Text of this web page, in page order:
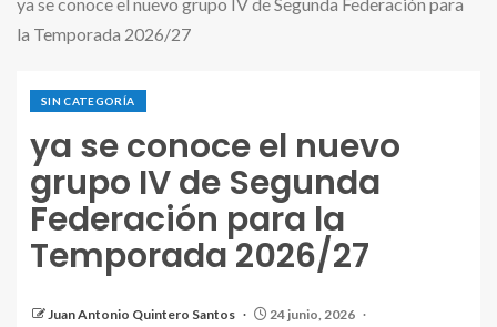
la Temporada 2026/27
SIN CATEGORÍA
ya se conoce el nuevo
grupo IV de Segunda
Federación para la
Temporada 2026/27
Juan Antonio Quintero Santos
24 junio, 2026